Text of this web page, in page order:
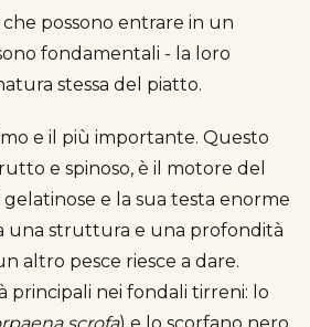
possono entrare in un
fondamentali - la loro
stessa del piatto.
e il più importante. Questo
e spinoso, è il motore del
e la sua testa enorme
una struttura e una profondità
altro pesce riesce a dare.
principali nei fondali tirreni: lo